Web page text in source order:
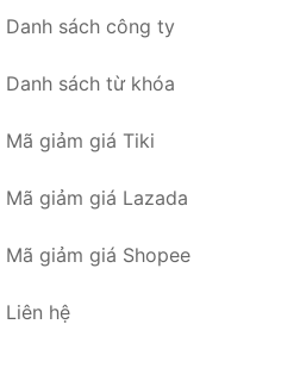
Danh sách công ty
Danh sách từ khóa
Mã giảm giá Tiki
Mã giảm giá Lazada
Mã giảm giá Shopee
Liên hệ